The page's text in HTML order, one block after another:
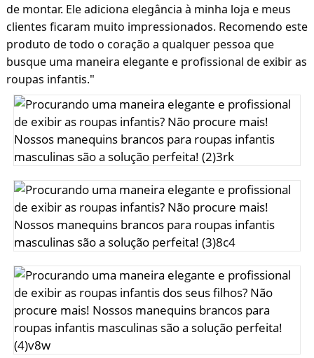
de montar. Ele adiciona elegância à minha loja e meus
clientes ficaram muito impressionados. Recomendo este
produto de todo o coração a qualquer pessoa que
busque uma maneira elegante e profissional de exibir as
roupas infantis."